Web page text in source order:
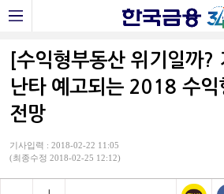
[수익형부동산 위기일까
난타 예고되는 2018 수익
전망
기사입력 : 2018-02-22 11:05
(최종수정 2018-02-25 12:12)